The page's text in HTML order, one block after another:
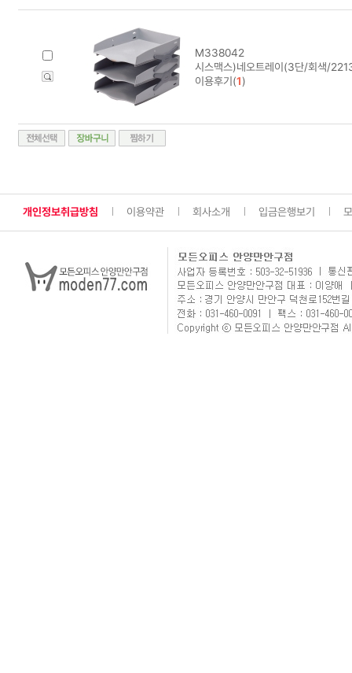
M338042
시스맥스)네오트레이(3단/회색/
이용후기(1)
개인정보취급방침 이용약관 회사소개 입금은행보기